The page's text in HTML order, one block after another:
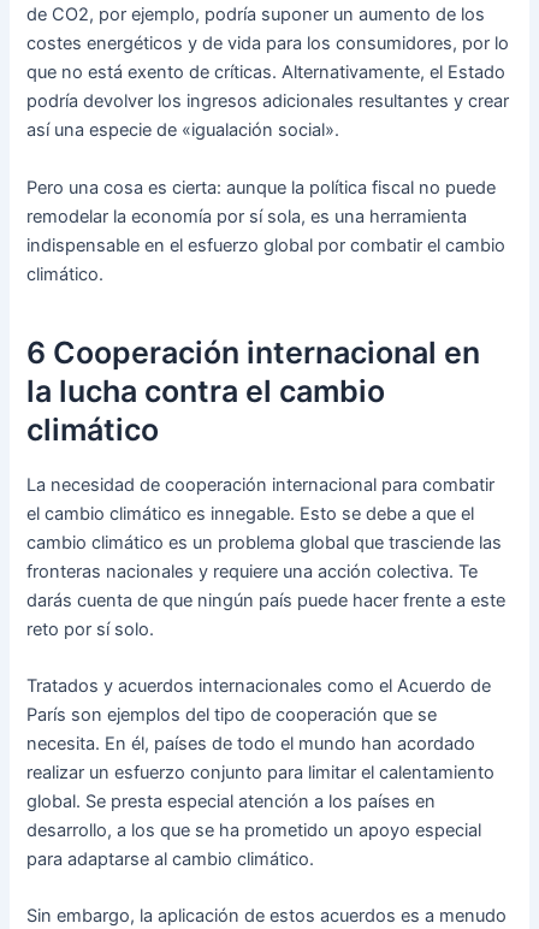
de CO2, por ejemplo, podría suponer un aumento de los
costes energéticos y de vida para los consumidores, por lo
que no está exento de críticas. Alternativamente, el Estado
podría devolver los ingresos adicionales resultantes y crear
así una especie de «igualación social».
Pero una cosa es cierta: aunque la política fiscal no puede
remodelar la economía por sí sola, es una herramienta
indispensable en el esfuerzo global por combatir el cambio
climático.
6 Cooperación internacional en
la lucha contra el cambio
climático
La necesidad de cooperación internacional para combatir
el cambio climático es innegable. Esto se debe a que el
cambio climático es un problema global que trasciende las
fronteras nacionales y requiere una acción colectiva. Te
darás cuenta de que ningún país puede hacer frente a este
reto por sí solo.
Tratados y acuerdos internacionales como el Acuerdo de
París son ejemplos del tipo de cooperación que se
necesita. En él, países de todo el mundo han acordado
realizar un esfuerzo conjunto para limitar el calentamiento
global. Se presta especial atención a los países en
desarrollo, a los que se ha prometido un apoyo especial
para adaptarse al cambio climático.
Sin embargo, la aplicación de estos acuerdos es a menudo